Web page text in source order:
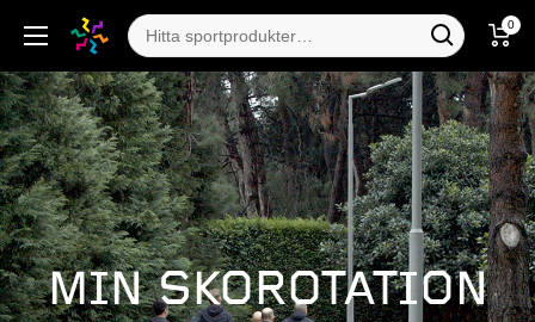
0
MIN SKOROTATION